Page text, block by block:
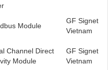
Module
GF Signet
Vietnam
Channel Direct
Module
GF Signet
Vietnam